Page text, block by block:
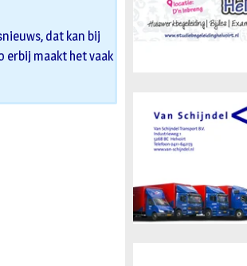
dat kan bij
erbij maakt het vaak